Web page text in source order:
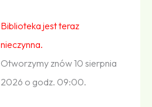
Biblioteka jest teraz
nieczynna.
Otworzymy znów 10 sierpnia
2026 o godz. 09:00.